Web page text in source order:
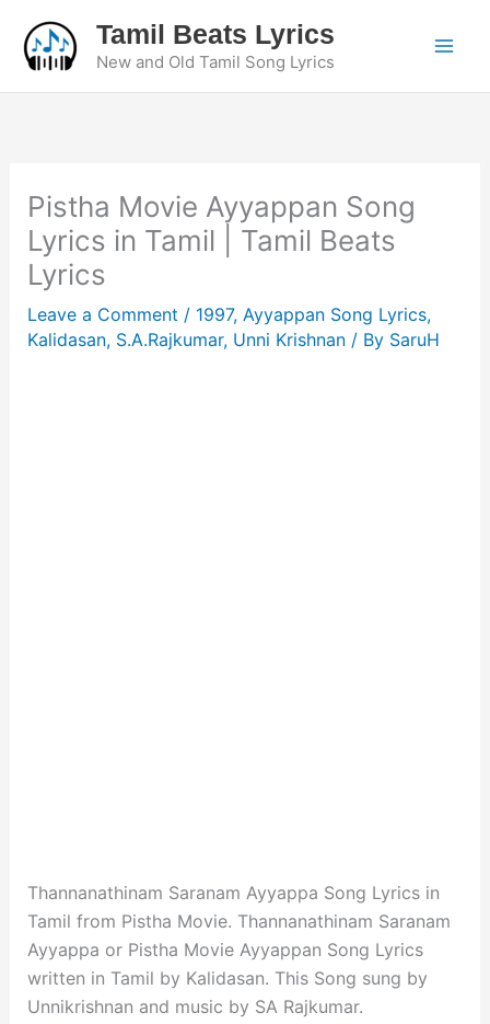
content
Tamil Beats Lyrics
New and Old Tamil Song Lyrics
Pistha Movie Ayyappan Song
Lyrics in Tamil | Tamil Beats
Lyrics
Leave a Comment / 1997, Ayyappan Song Lyrics,
Kalidasan, S.A.Rajkumar, Unni Krishnan/ By SaruH
Thannanathinam Saranam Ayyappa Song Lyrics in
Tamil from Pistha Movie. Thannanathinam Saranam
Ayyappa or Pistha Movie Ayyappan Song Lyrics
written in Tamil by Kalidasan. This Song sung by
Unnikrishnan and music by SA Rajkumar.